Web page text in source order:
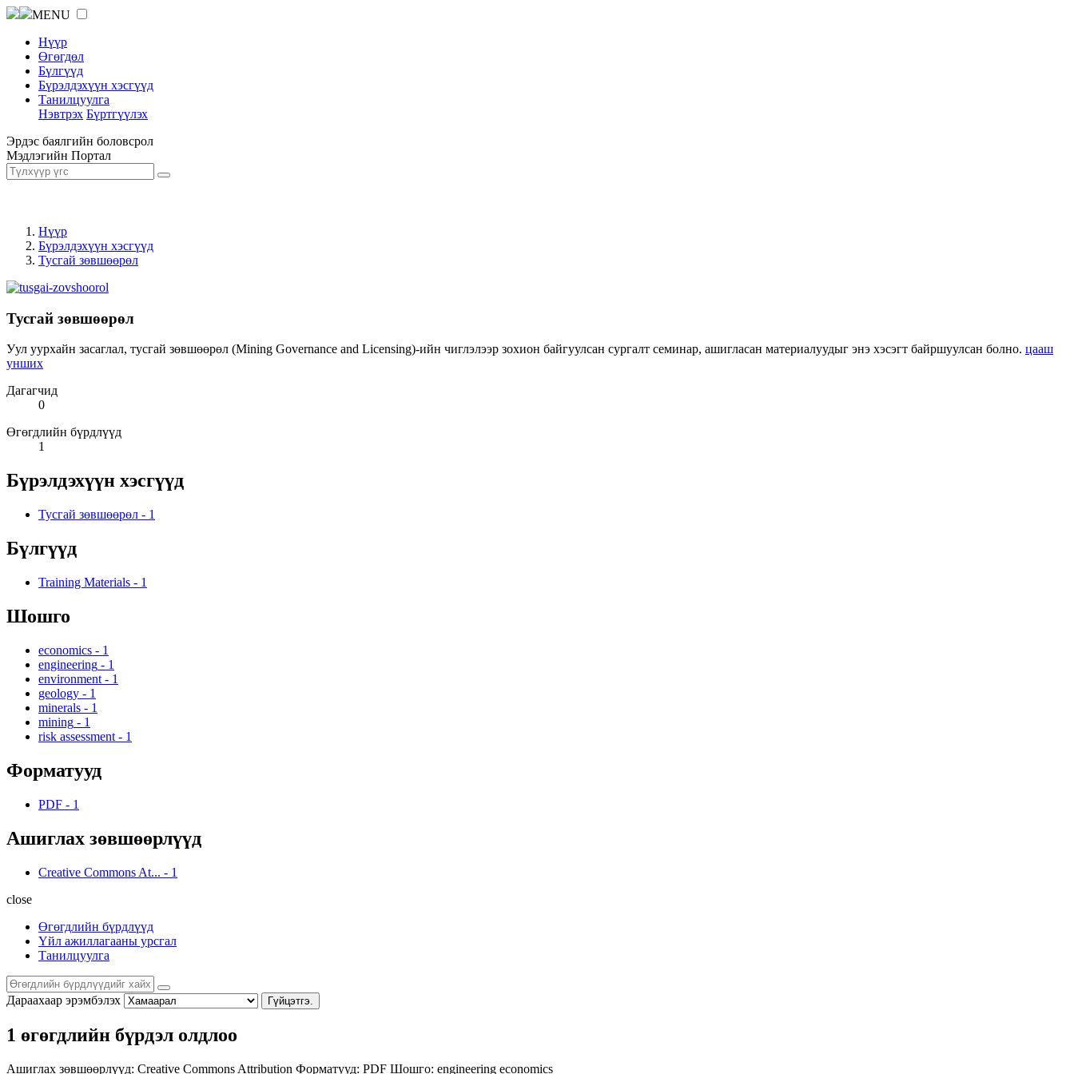
MENU
Нүүр
Өгөгдөл
Бүлгүүд
Бүрэлдэхүүн хэсгүүд
Танилцуулга
Нэвтрэх Бүртгүүлэх
Эрдэс баялгийн боловсрол
Мэдлэгийн Портал
Нүүр
Бүрэлдэхүүн хэсгүүд
Тусгай зөвшөөрөл
Тусгай зөвшөөрөл
Уул уурхайн засаглал, тусгай зөвшөөрөл (Mining Governance and Licensing)-ийн чиглэлээр зохион байгуулсан сургалт семинар, ашигласан материалуудыг энэ хэсэгт байршуулсан болно. цааш
унших
Дагагчид
0
Өгөгдлийн бүрдлүүд
1
Бүрэлдэхүүн хэсгүүд
Тусгай зөвшөөрөл - 1
Бүлгүүд
Training Materials - 1
Шошго
economics - 1
engineering - 1
environment - 1
geology - 1
minerals - 1
mining - 1
risk assessment - 1
Форматууд
PDF - 1
Ашиглах зөвшөөрлүүд
Creative Commons At... - 1
close
Өгөгдлийн бүрдлүүд
Үйл ажиллагааны урсгал
Танилцуулга
Дараахаар эрэмбэлэх Гүйцэтгэ.
1 өгөгдлийн бүрдэл олдлоо
Ашиглах зөвшөөрлүүд: Creative Commons Attribution Форматууд: PDF Шошго: engineering economics